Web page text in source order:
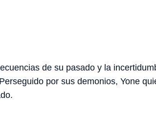
de su pasado y la
por sus demonios, Yone